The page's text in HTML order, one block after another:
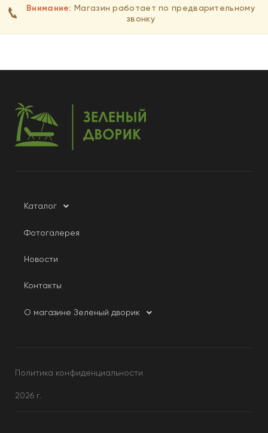
📞 Внимание: Магазин работает по предварительному
звонку
Каталог
Фотогалерея
Новости
Контакты
О магазине Зеленый дворик
Политика конфиденциальности
2026 г.